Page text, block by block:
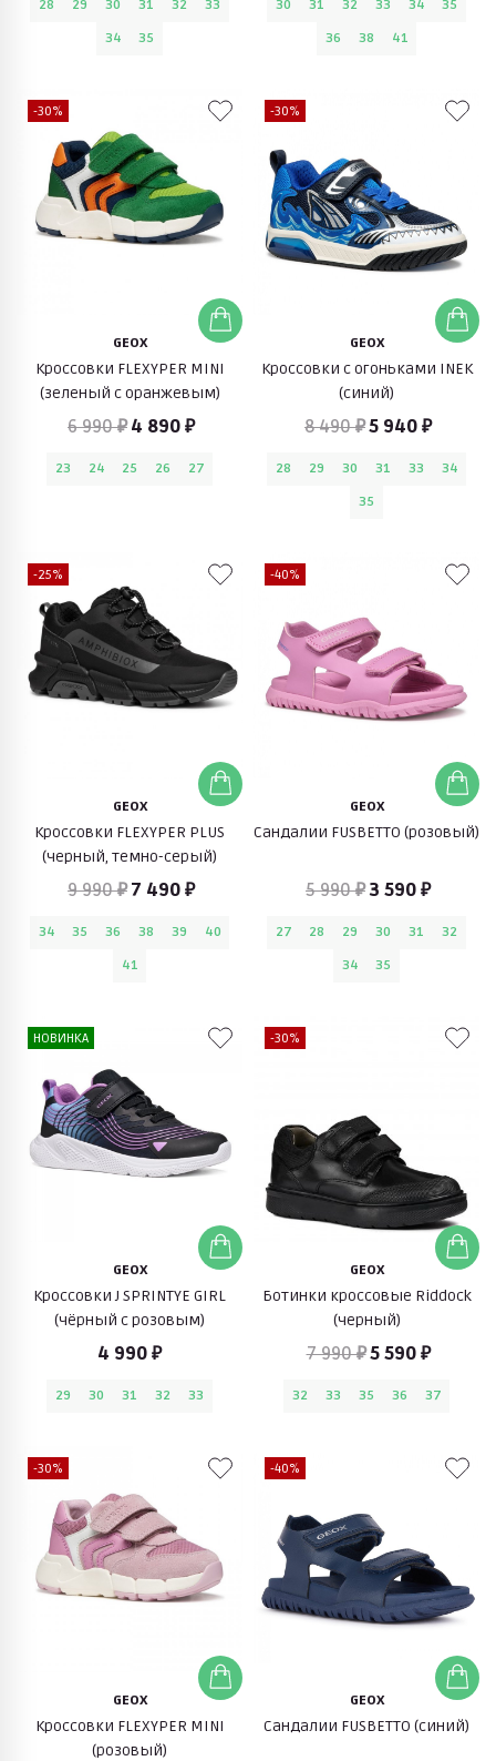
28 29 30 31 32
33
34
35
30 31 32 33 34
35
36
38 41
-30%
GEOX
Кроссовки FLEXYPER MINI
(зеленый с оранжевым)
6 990 ₽ 4 890 ₽
23 24 25 26 27
-30%
GEOX
Кроссовки с огоньками INEK
(синий)
8 490 ₽5 940 ₽
28 29 30 31 33
34
35
-25%
GEOX
Кроссовки FLEXYPER PLUS
(черный, темно-серый)
9 990 ₽ 7 490 ₽
34 35 36 38 39
40
41
-40%
GEOX
Сандалии FUSBETTO (розовый)
5 990 ₽3 590 ₽
27 28 29 30 31
32
34
35
НОВИНКА
GEOX
Кроссовки J SPRINTYE GIRL
(чёрный с розовым)
4 990 ₽
29 30 31 32 33
-30%
GEOX
Ботинки кроссовые Riddock
(черный)
7 990 ₽5 590 ₽
32 33 35 36 37
-30%
GEOX
Кроссовки FLEXYPER MINI
(розовый)
-40%
GEOX
Сандалии FUSBETTO (синий)